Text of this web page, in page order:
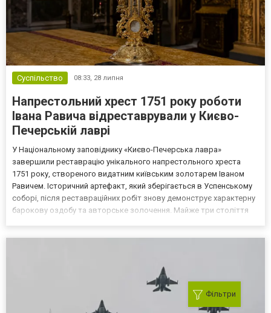
Фільтри
Суспільство 08:33, 28 липня
Напрестольний хрест 1751 року роботи
Івана Равича відреставрували у Києво-
Печерській лаврі
У Національному заповіднику «Києво-Печерська лавра»
завершили реставрацію унікального напрестольного хреста
1751 року, створеного видатним київським золотарем Іваном
Равичем. Історичний артефакт, який зберігається в Успенському
соборі, після реставраційних робіт знову демонструє характерну
барокову оздобу та авторське золочення. Майже три століття